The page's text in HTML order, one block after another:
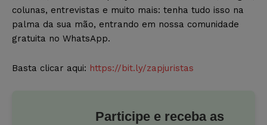
colunas, entrevistas e muito mais: tenha tudo isso na
palma da sua mão, entrando em nossa comunidade
gratuita no WhatsApp.
Basta clicar aqui: https://bit.ly/zapjuristas
Participe e receba as